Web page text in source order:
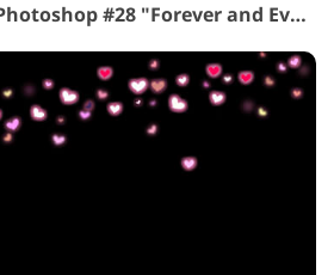
ハートオーバーレイ Photoshop #28 "Forever and Ever"